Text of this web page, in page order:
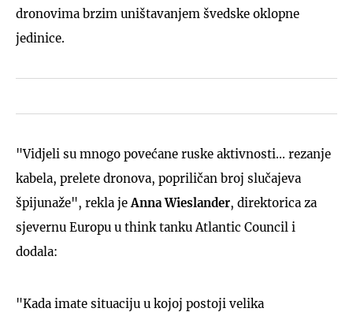
dronovima brzim uništavanjem švedske oklopne
jedinice.
"Vidjeli su mnogo povećane ruske aktivnosti... rezanje
kabela, prelete dronova, popriličan broj slučajeva
špijunaže", rekla jeAnna Wieslander, direktorica za
sjevernu Europu u think tanku Atlantic Council i
dodala:
"Kada imate situaciju u kojoj postoji velika